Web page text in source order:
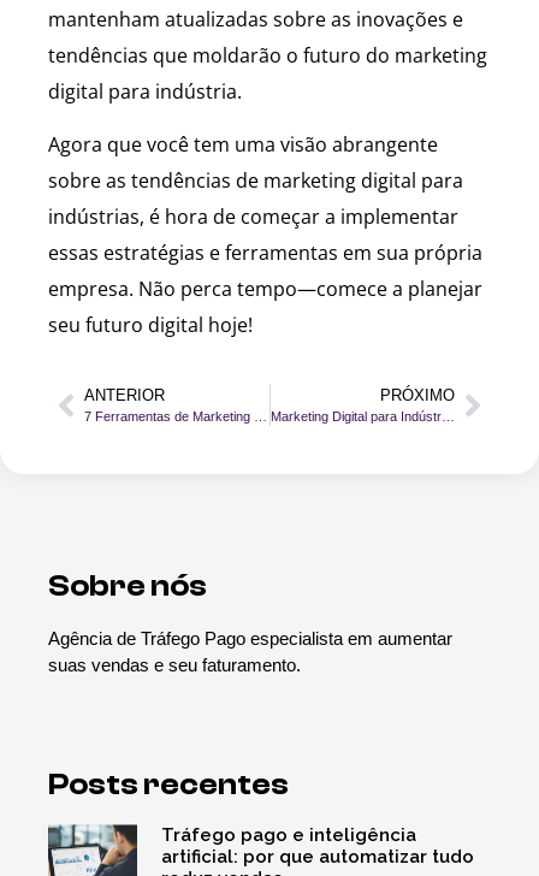
mantenham atualizadas sobre as inovações e
tendências que moldarão o futuro do marketing
digital para indústria.
Agora que você tem uma visão abrangente
sobre as tendências de marketing digital para
indústrias, é hora de começar a implementar
essas estratégias e ferramentas em sua própria
empresa. Não perca tempo—comece a planejar
seu futuro digital hoje!
ANTERIOR
7 Ferramentas de Marketing Digital Essenciais para Indústrias
PRÓXIMO
Marketing Digital para Indústria: 10 Dicas para Aumentar suas Vendas
Sobre nós
Agência de Tráfego Pago especialista em aumentar
suas vendas e seu faturamento.
Posts recentes
Tráfego pago e inteligência
artificial: por que automatizar tudo